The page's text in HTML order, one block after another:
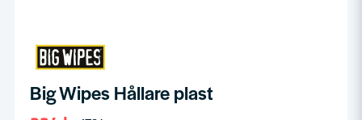
Big Wipes Hållare plast